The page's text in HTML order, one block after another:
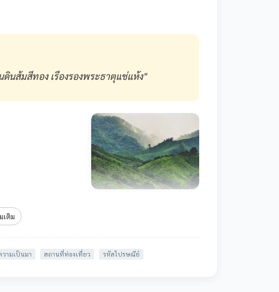
ดินส้มสีทอง เรืองรองพระธาตุแช่แห้ง"
เติม
วามเป็นมา สถานที่ท่องเที่ยว รหัสไปรษณีย์